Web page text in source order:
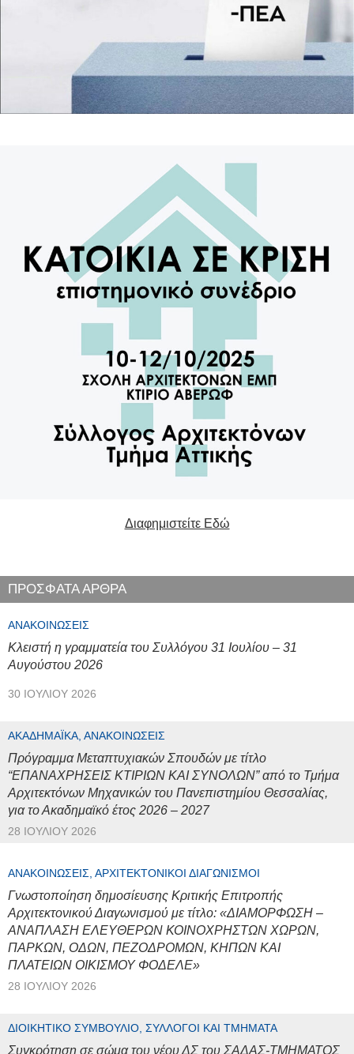
Διαφημιστείτε Εδώ
ΠΡΟΣΦΑΤΑ ΑΡΘΡΑ
ΑΝΑΚΟΙΝΏΣΕΙΣ
Κλειστή η γραμματεία του Συλλόγου 31 Ιουλίου – 31
Αυγούστου 2026
30 ΙΟΥΛΊΟΥ 2026
ΑΚΑΔΗΜΑΪΚΆ, ΑΝΑΚΟΙΝΏΣΕΙΣ
Πρόγραμμα Μεταπτυχιακών Σπουδών με τίτλο
“ΕΠΑΝΑΧΡΗΣΕΙΣ ΚΤΙΡΙΩΝ ΚΑΙ ΣΥΝΟΛΩΝ” από το Τμήμα
Αρχιτεκτόνων Μηχανικών του Πανεπιστημίου Θεσσαλίας,
για το Ακαδημαϊκό έτος 2026 – 2027
28 ΙΟΥΛΊΟΥ 2026
ΑΝΑΚΟΙΝΏΣΕΙΣ, ΑΡΧΙΤΕΚΤΟΝΙΚΟΊ ΔΙΑΓΩΝΙΣΜΟΊ
Γνωστοποίηση δημοσίευσης Κριτικής Επιτροπής
Αρχιτεκτονικού Διαγωνισμού με τίτλο: «ΔΙΑΜΟΡΦΩΣΗ –
ΑΝΑΠΛΑΣΗ ΕΛΕΥΘΕΡΩΝ ΚΟΙΝΟΧΡΗΣΤΩΝ ΧΩΡΩΝ,
ΠΑΡΚΩΝ, ΟΔΩΝ, ΠΕΖΟΔΡΟΜΩΝ, ΚΗΠΩΝ ΚΑΙ
ΠΛΑΤΕΙΩΝ ΟΙΚΙΣΜΟΥ ΦΟΔΕΛΕ»
28 ΙΟΥΛΊΟΥ 2026
ΔΙΟΙΚΗΤΙΚΌ ΣΥΜΒΟΎΛΙΟ, ΣΎΛΛΟΓΟΙ ΚΑΙ ΤΜΉΜΑΤΑ
Συγκρότηση σε σώμα του νέου ΔΣ του ΣΑΔΑΣ-ΤΜΗΜΑΤΟΣ